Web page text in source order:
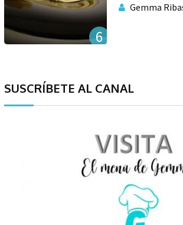
6
Gemma
SUSCRÍBETE AL CANAL